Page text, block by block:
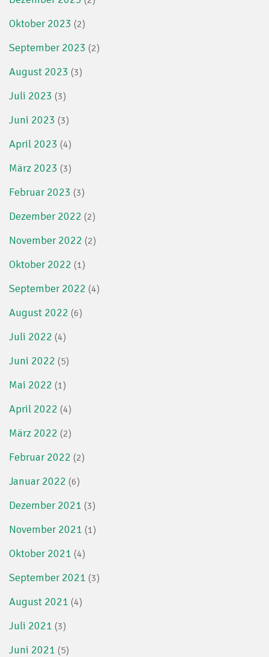
Oktober 2023 (2)
September 2023 (2)
August 2023 (3)
Juli 2023 (3)
Juni 2023 (3)
April 2023 (4)
März 2023 (3)
Februar 2023 (3)
Dezember 2022 (2)
November 2022 (2)
Oktober 2022 (1)
September 2022 (4)
August 2022 (6)
Juli 2022 (4)
Juni 2022 (5)
Mai 2022 (1)
April 2022 (4)
März 2022 (2)
Februar 2022 (2)
Januar 2022 (6)
Dezember 2021 (3)
November 2021 (1)
Oktober 2021 (4)
September 2021 (3)
August 2021 (4)
Juli 2021 (3)
Juni 2021 (5)